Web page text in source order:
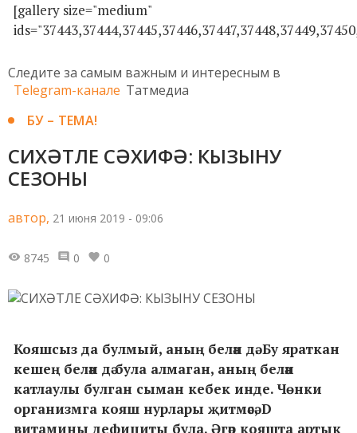
[gallery size="medium"
Следите за самым важным и интересным в
Telegram-канале Татмедиа
БУ – ТЕМА!
СИХӘТЛЕ СӘХИФӘ: КЫЗЫНУ
СЕЗОНЫ
автор, 21 июня 2019 - 09:06
8745 0 0
Кояшсыз да булмый, аның белән дә. Бу яраткан
кешең белән дә була алмаган, аның белән
катлаулы булган сыман кебек инде.Чөнки
организмга кояш нурлары җитмәсә, D
витамины дефициты була. Әгәр кояшта артык